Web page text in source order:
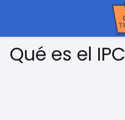
Qué es el IPC